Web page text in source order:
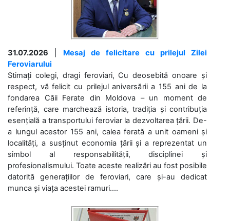
31.07.2026
Mesaj de felicitare cu prilejul Zilei
Feroviarului
Stimați colegi, dragi feroviari, Cu deosebită onoare și
respect, vă felicit cu prilejul aniversării a 155 ani de la
fondarea Căii Ferate din Moldova – un moment de
referință, care marchează istoria, tradiția și contribuția
esențială a transportului feroviar la dezvoltarea țării. De-
a lungul acestor 155 ani, calea ferată a unit oameni și
localități, a susținut economia țării și a reprezentat un
simbol al responsabilității, disciplinei și
profesionalismului. Toate aceste realizări au fost posibile
datorită generațiilor de feroviari, care și-au dedicat
munca și viața acestei ramuri....